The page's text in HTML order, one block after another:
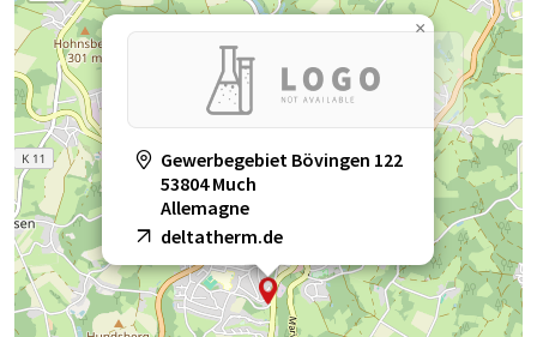
Gewerbegebiet Bövingen 122
53804 Much
Allemagne
deltatherm.de
×